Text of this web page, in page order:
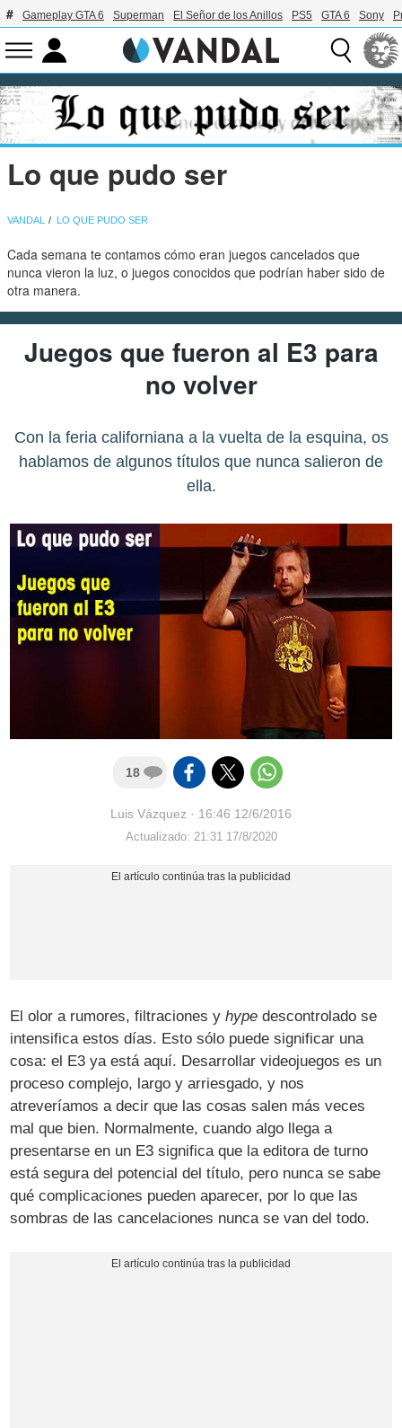
Gameplay GTA 6 Superman El Señor de los Anillos PS5 GTA 6 Sony
Lo que pudo ser
VANDAL LO QUE PUDO SER
Cada semana te contamos cómo eran juegos cancelados que
nunca vieron la luz, o juegos conocidos que podrían haber sido de
otra manera.
Juegos que fueron al E3 para
no volver
Con la feria californiana a la vuelta de la esquina, os
hablamos de algunos títulos que nunca salieron de
ella.
18
Luis Vázquez · 16:46 12/6/2016
Actualizado: 21:31 17/8/2020
El olor a rumores, filtraciones yhype descontrolado se
intensifica estos días. Esto sólo puede significar una
cosa: el E3 ya está aquí. Desarrollar videojuegos es un
proceso complejo, largo y arriesgado, y nos
atreveríamos a decir que las cosas salen más veces
mal que bien. Normalmente, cuando algo llega a
presentarse en un E3 significa que la editora de turno
está segura del potencial del título, pero nunca se sabe
qué complicaciones pueden aparecer, por lo que las
sombras de las cancelaciones nunca se van del todo.